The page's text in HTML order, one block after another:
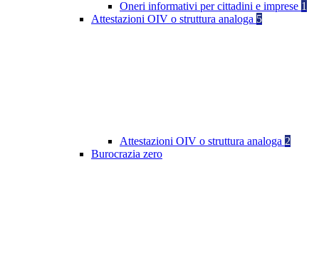
Oneri informativi per cittadini e imprese 1
Attestazioni OIV o struttura analoga 5
Attestazioni OIV o struttura analoga 2
Burocrazia zero